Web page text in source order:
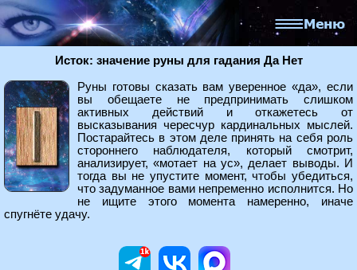
Исток: значение руны для гадания Да Нет
Руны готовы сказать вам уверенное «да», если
вы обещаете не предпринимать слишком
активных действий и откажетесь от
высказывания чересчур кардинальных мыслей.
Постарайтесь в этом деле принять на себя роль
стороннего наблюдателя, который смотрит,
анализирует, «мотает на ус», делает выводы. И
тогда вы не упустите момент, чтобы убедиться,
что задуманное вами непременно исполнится. Но
не ищите этого момента намеренно, иначе
спугнёте удачу.